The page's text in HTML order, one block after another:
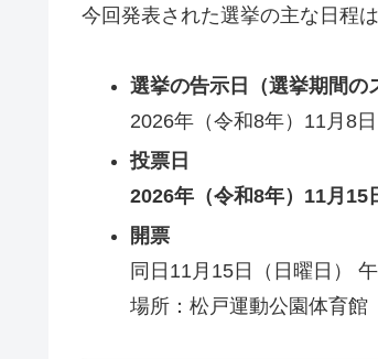
今回発表された選挙の主な日程
選挙の告示日（選挙期間の
2026年（令和8年）11月8日
投票日
2026年（令和8年）11月15
開票
同日11月15日（日曜日）
場所：松戸運動公園体育館